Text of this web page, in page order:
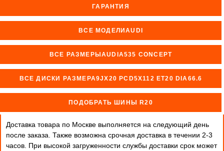
ГАРАНТИЯ
ВСЕ МОДЕЛИAUDI
ВСЕ РАЗМЕРЫAUDIA535 CONCEPT
ВСЕ ДИСКИ РАЗМЕРА9JX20 PCD5X112 ET20 DIA66.6
ПОДОБРАТЬ ШИНЫ R20
Доставка товара по Москве выполняется на следующий день
после заказа. Также возможна срочная доставка в течении 2-3
часов. При высокой загруженности службы доставки срок может